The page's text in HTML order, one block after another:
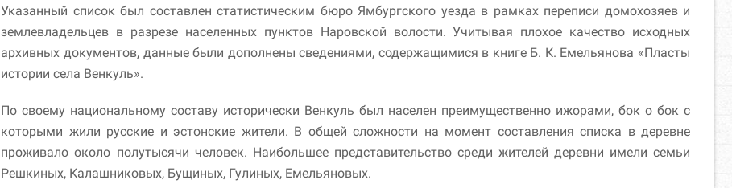
Указанный список был составлен статистическим бюро Ямбургского уезда в рамках переписи домохозяев и
землевладельцев в разрезе населенных пунктов Наровской волости. Учитывая плохое качество исходных
архивных документов, данные были дополнены сведениями, содержащимися в книге Б. К. Емельянова «Пласты
истории села Венкуль».
По своему национальному составу исторически Венкуль был населен преимущественно ижорами, бок о бок с
которыми жили русские и эстонские жители. В общей сложности на момент составления списка в деревне
проживало около полутысячи человек. Наибольшее представительство среди жителей деревни имели семьи
Решкиных, Калашниковых, Бущиных, Гулиных, Емельяновых.
исчезновению
некоторых функций
Делясь своими
интересами и
информацией о вашем
посещения нашего